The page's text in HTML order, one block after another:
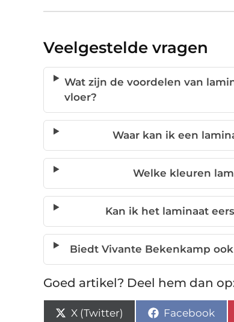
Veelgestelde vragen
Wat zijn de voordelen van
vloer?
Waar kan ik een
Welke kleuren
Kan ik het laminaat
Biedt Vivante Bekenkamp
Goed artikel? Deel hem dan
X (Twitter) Facebook